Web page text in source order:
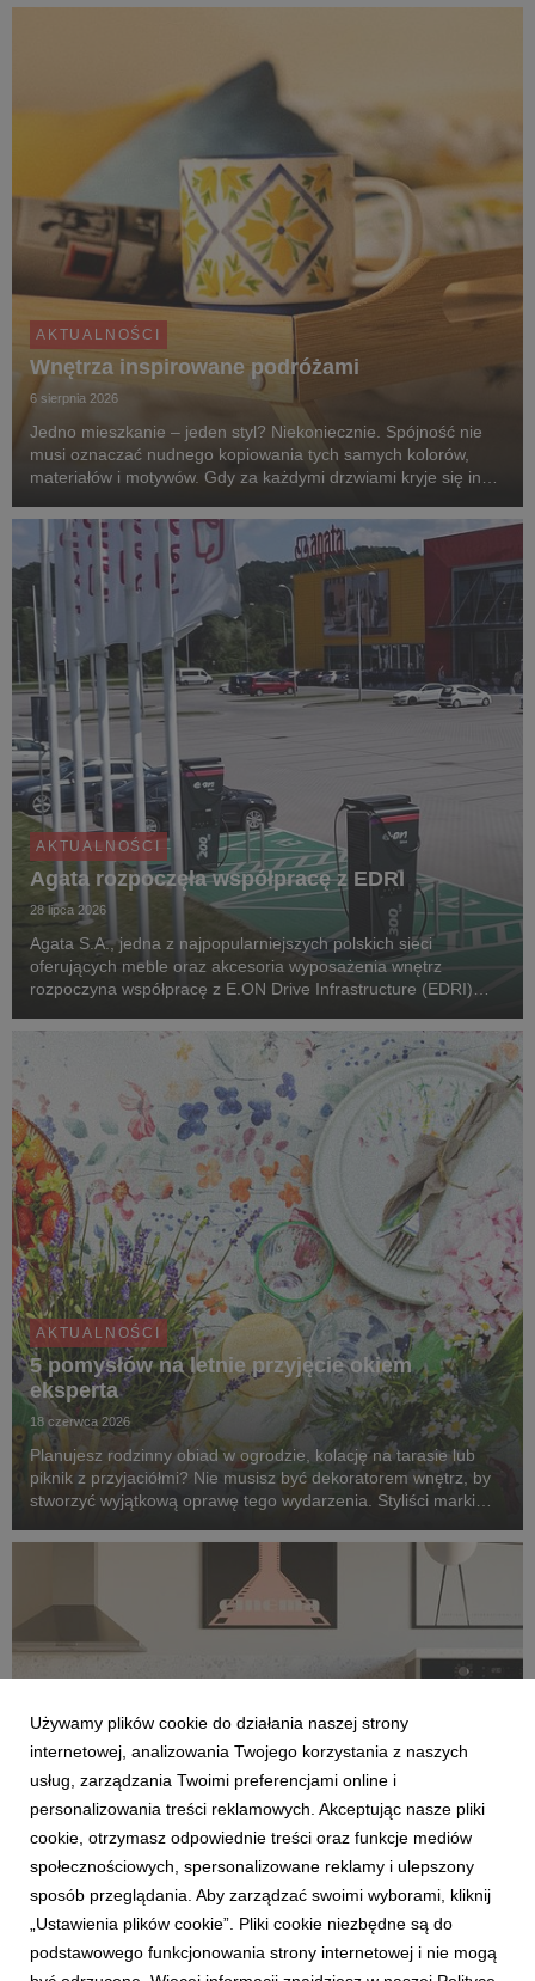
AKTUALNOŚCI
Wnętrza inspirowane podróżami
6 sierpnia 2026
Jedno mieszkanie – jeden styl? Niekoniecznie. Spójność nie
musi oznaczać nudnego kopiowania tych samych kolorów,
materiałów i motywów. Gdy za każdymi drzwiami kryje się inny
po różnych zakątkach świata. Zgodnie z...
AKTUALNOŚCI
Agata rozpoczęła współpracę z EDRI
28 lipca 2026
Agata S.A., jedna z najpopularniejszych polskich sieci
oferujących meble oraz akcesoria wyposażenia wnętrz
rozpoczyna współpracę z E.ON Drive Infrastructure (EDRI)
pojazdów elektrycznych. Jeszcze w tym roku, pr...
AKTUALNOŚCI
5 pomysłów na letnie przyjęcie okiem
eksperta
18 czerwca 2026
Planujesz rodzinny obiad w ogrodzie, kolację na tarasie lub
piknik z przyjaciółmi? Nie musisz być dekoratorem wnętrz, by
stworzyć wyjątkową oprawę tego wydarzenia. Styliści marki
zmienią zwykłe spotkanie na świeżym ...
AKTUALNOŚCI
Zanim wybierzesz fronty – 6 pytań o projekt
kuchni. Poznaj wskazówki eksperta
14 maja 2026
Na wizualizacji może zachwycać, ale czy sprawdzi się w trakcie
Używamy plików cookie do działania naszej strony
internetowej, analizowania Twojego korzystania z naszych
usług, zarządzania Twoimi preferencjami online i
personalizowania treści reklamowych. Akceptując nasze pliki
cookie, otrzymasz odpowiednie treści oraz funkcje mediów
społecznościowych, spersonalizowane reklamy i ulepszony
sposób przeglądania. Aby zarządzać swoimi wyborami, kliknij
„Ustawienia plików cookie”. Pliki cookie niezbędne są do
podstawowego funkcjonowania strony internetowej i nie mogą